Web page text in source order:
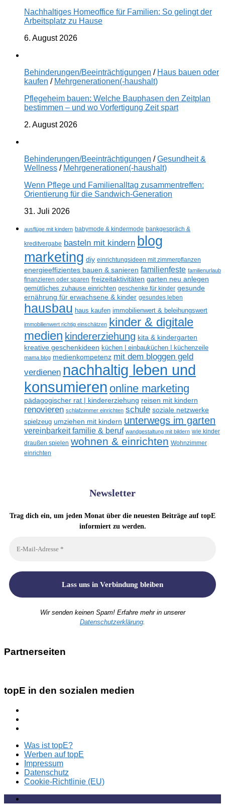
Nachhaltiges Homeoffice für Familien: So gelingt der
Arbeitsplatz zu Hause
6. August 2026
Behinderungen/Beeinträchtigungen / Haus bauen oder
kaufen / Mehrgenerationen(-haushalt)
Pflegeheim bauen: Welche Bauphasen den Zeitplan
bestimmen – und wo Vorfertigung Zeit spart
2. August 2026
Behinderungen/Beeinträchtigungen /Gesundheit &
Wellness / Mehrgenerationen(-haushalt)
Wenn Pflege und Familienalltag zusammentreffen:
Orientierung für die Sandwich-Generation
31. Juli 2026
ausflüge mit kindern babymode & kindermode bankgespräch &
kreditvergabe basteln mit kindern blog
marketing diy einrichtungsideen mit zimmerpflanzen
energieeffizientes bauen & sanieren familienfeste familienurlaub
finanzieren oder sparen freizeitaktivitäten garten neu anlegen
gemütliches zuhause einrichten geschenke für kinder gesunde
ernährung für erwachsene & kinder gesundes leben
hausbau haus kaufen immobilienwert & beleihungswert
immobilienwert richtig einschätzen kinder & digitale
medien kindererziehung kita & kindergarten
kreative geschenkideen küchen | einbauküchen | küchenzeile
mama blog medienkompetenz mit dem bloggen geld
verdienen nachhaltig leben und
konsumieren online marketing
pädagogischer rat | kindererziehung reisen mit kindern
renovieren schlafzimmer einrichten schule soziale netzwerke
spielzeug umziehen mit kindern unterwegs im garten
vereinbarkeit familie & beruf wandgestaltung mit bildern wie kinder
draußen spielen wohnen & einrichten Wohnzimmer
einrichten
Newsletter
Trag dich ein, um jeden Monat über die neuesten Beiträge auf topE
informiert zu werden.
Wir senden keinen Spam! Erfahre mehr in unserer
Datenschutzerklärung
Partnerseiten
topE in den sozialen medien
Was ist topE?
Werben auf topE
Impressum
Datenschutz
Cookie-Richtlinie (EU)